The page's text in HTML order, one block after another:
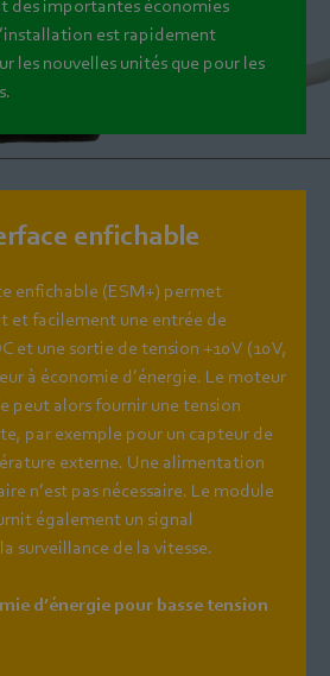
des importantes économies
est rapidement
les nouvelles unités que pour les
enfichable
enfichable (ESM+) permet
et facilement une entrée de
et une sortie de tension +10 V (10 V,
à économie d’énergie. Le moteur
peut alors fournir une tension
par exemple pour un capteur de
externe. Une alimentation
n’est pas nécessaire. Le module
également un signal
surveillance de la vitesse.
d’énergie pour basse tension